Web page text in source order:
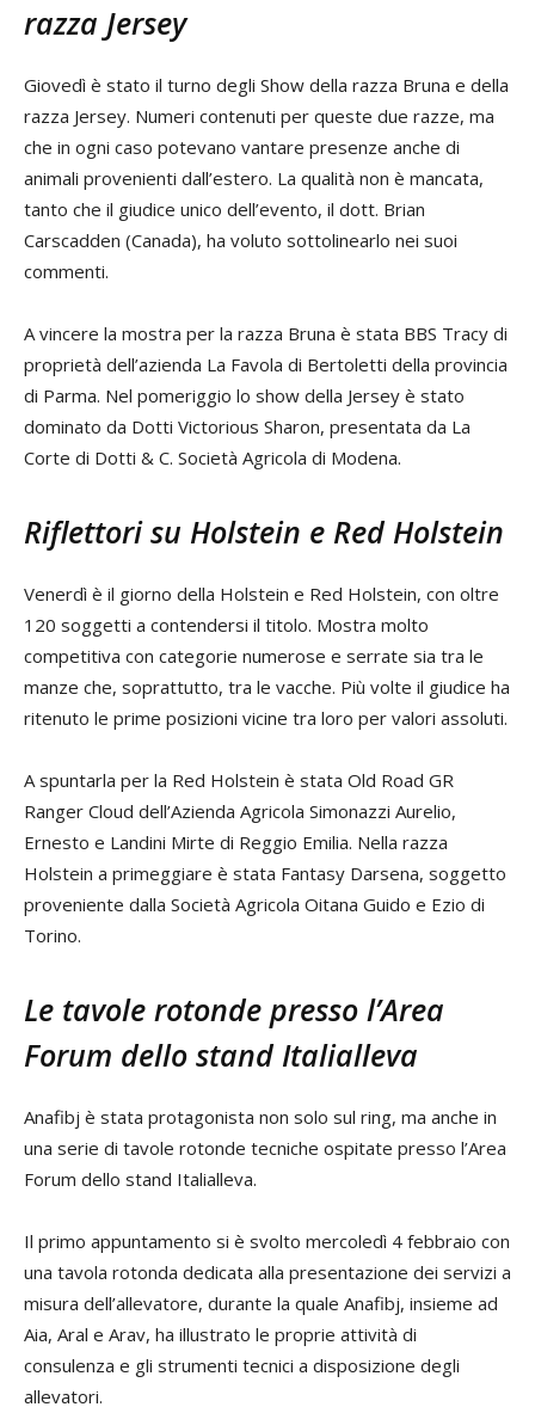
razza Jersey
Giovedì è stato il turno degli Show della razza Bruna e della
razza Jersey. Numeri contenuti per queste due razze, ma
che in ogni caso potevano vantare presenze anche di
animali provenienti dall’estero. La qualità non è mancata,
tanto che il giudice unico dell’evento, il dott. Brian
Carscadden (Canada), ha voluto sottolinearlo nei suoi
commenti.
A vincere la mostra per la razza Bruna è stata BBS Tracy di
proprietà dell’azienda La Favola di Bertoletti della provincia
di Parma. Nel pomeriggio lo show della Jersey è stato
dominato da Dotti Victorious Sharon, presentata da La
Corte di Dotti & C. Società Agricola di Modena.
Riflettori su Holstein e Red Holstein
Venerdì è il giorno della Holstein e Red Holstein, con oltre
120 soggetti a contendersi il titolo. Mostra molto
competitiva con categorie numerose e serrate sia tra le
manze che, soprattutto, tra le vacche. Più volte il giudice ha
ritenuto le prime posizioni vicine tra loro per valori assoluti.
A spuntarla per la Red Holstein è stata Old Road GR
Ranger Cloud dell’Azienda Agricola Simonazzi Aurelio,
Ernesto e Landini Mirte di Reggio Emilia. Nella razza
Holstein a primeggiare è stata Fantasy Darsena, soggetto
proveniente dalla Società Agricola Oitana Guido e Ezio di
Torino.
Le tavole rotonde presso l’Area
Forum dello stand Italialleva
Anafibj è stata protagonista non solo sul ring, ma anche in
una serie di tavole rotonde tecniche ospitate presso l’Area
Forum dello stand Italialleva.
Il primo appuntamento si è svolto mercoledì 4 febbraio con
una tavola rotonda dedicata alla presentazione dei servizi a
misura dell’allevatore, durante la quale Anafibj, insieme ad
Aia, Aral e Arav, ha illustrato le proprie attività di
consulenza e gli strumenti tecnici a disposizione degli
allevatori.